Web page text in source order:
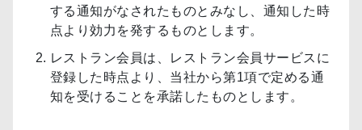
する通知がなされたものとみなし、通知した時
点より効力を発するものとします。
レストラン会員は、レストラン会員サービスに
登録した時点より、当社から第1項で定める通
知を受けることを承諾したものとします。